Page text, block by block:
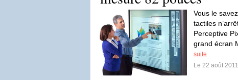
Vous le
tactiles
Perceptive
grand écran
suite
Le 22 août